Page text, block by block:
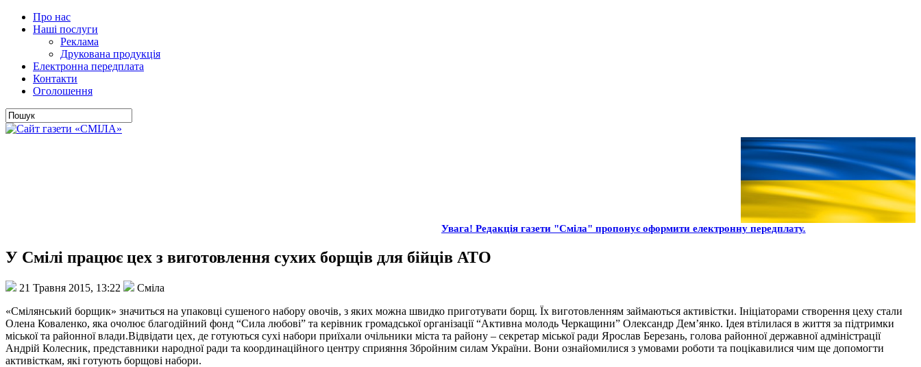
Про нас
Наші послуги
Реклама
Друкована продукція
Електронна передплата
Контакти
Оголошення
Увага! Редакція газети "Сміла" пропонує оформити електронну передплату.
У Смілі працює цех з виготовлення сухих борщів для бійців АТО
21 Травня 2015, 13:22
Сміла
«Смілянський борщик» значиться на упаковці сушеного набору овочів, з яких можна швидко приготувати борщ. Їх виготовленням займаються активістки. Ініціаторами створення цеху стали
Олена Коваленко, яка очолює благодійний фонд “Сила любові” та керівник громадської організації “Активна молодь Черкащини” Олександр Дем’янко. Ідея втілилася в життя за підтримки
міської та районної влади.Відвідати цех, де готуються сухі набори приїхали очільники міста та району – секретар міської ради Ярослав Березань, голова районної державної адміністрації
Андрій Колесник, представники народної ради та координаційного центру сприяння Збройним силам України. Вони ознайомилися з умовами роботи та поцікавилися чим ще допомогти
активісткам, які готують борщові набори.